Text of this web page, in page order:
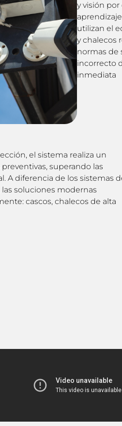
y visión
utilizan el
y chalecos
normas de
incorrecto
inmediata
el sistema realiza un
superando las
A diferencia de los sistemas
soluciones modernas
cascos, chalecos de alta